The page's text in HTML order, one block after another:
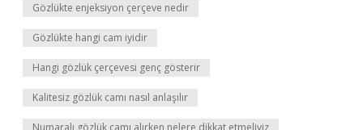
Gözlükte enjeksiyon çerçeve nedir
Gözlükte hangi cam iyidir
Hangi gözlük çerçevesi genç gösterir
Kalitesiz gözlük camı nasıl anlaşılır
Numaralı gözlük camı alırken nelere dikkat etmeliyiz